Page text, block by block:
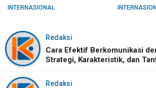
INTERNASIONAL
Redaksi
Cara Efektif Berkomunikasi
Strategi, Karakteristik, dan
Redaksi